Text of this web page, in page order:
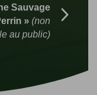
Sauvage
» (non
au public)
5